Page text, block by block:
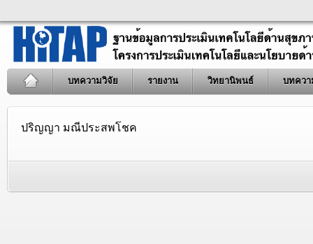
บทความวิจัย รายงาน วิทยานิพนธ์ บทควา
ปริญญา มณีประสพโชค